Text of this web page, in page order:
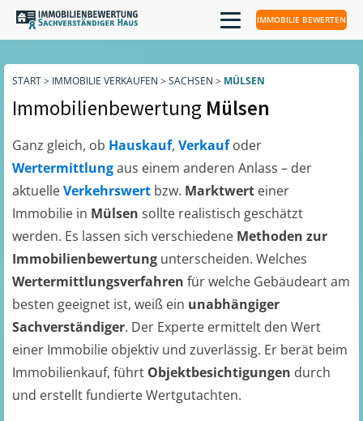
IMMOBILIE BEWERTEN
START> IMMOBILIE VERKAUFEN > SACHSEN > MÜLSEN
Immobilienbewertung Mülsen
Ganz gleich, ob Hauskauf, Verkaufoder
Wertermittlungaus einem anderen Anlass – der
aktuelleVerkehrswert bzw. Marktwert einer
Immobilie in Mülsen sollte realistisch geschätzt
werden. Es lassen sich verschiedene Methoden zur
Immobilienbewertung unterscheiden. Welches
Wertermittlungsverfahren für welche Gebäudeart am
besten geeignet ist, weiß ein unabhängiger
Sachverständiger. Der Experte ermittelt den Wert
einer Immobilie objektiv und zuverlässig. Er berät beim
Immobilienkauf, führt Objektbesichtigungen durch
und erstellt fundierte Wertgutachten.